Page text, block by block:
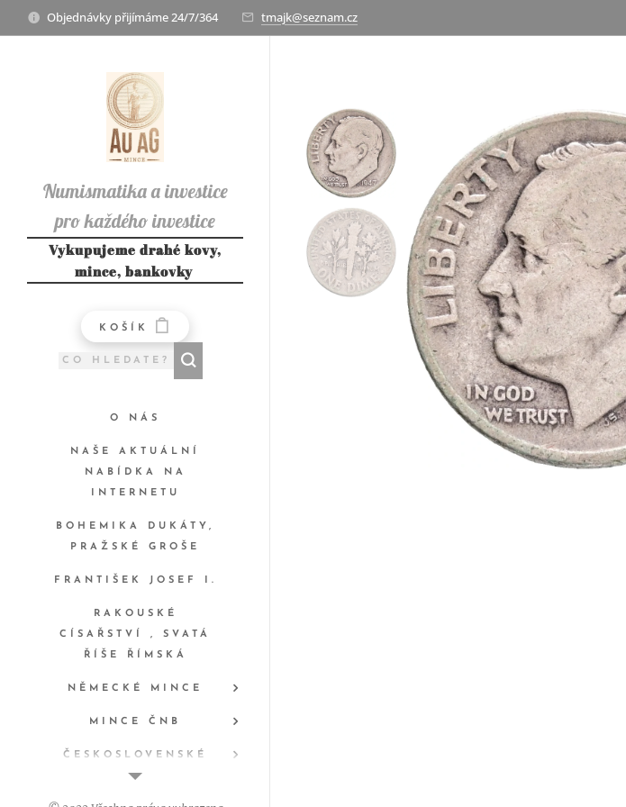
Objednávky přijímáme 24/7/364 tmajk@seznam.cz
Numismatika a investice
pro každého investice
Numismatika a investice
pro každého
Vykupujeme drahé kovy,
mince, bankovky
KOŠÍK
O NÁS
NAŠE AKTUÁLNÍ
NABÍDKA NA
INTERNETU
BOHEMIKA DUKÁTY,
PRAŽSKÉ GROŠE
FRANTIŠEK JOSEF I.
RAKOUSKÉ
CÍSAŘSTVÍ , SVATÁ
ŘÍŠE ŘÍMSKÁ
NĚMECKÉ MINCE
MINCE ČNB
ČESKOSLOVENSKÉ
MINCE A MEDAILE